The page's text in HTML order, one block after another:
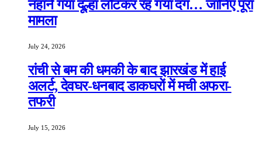
नहाने गया दूल्हा लौटकर रह गया दंग… जानिए पूरा
मामला
July 24, 2026
रांची से बम की धमकी के बाद झारखंड में हाई
अलर्ट, देवघर-धनबाद डाकघरों में मची अफरा-
तफरी
July 15, 2026